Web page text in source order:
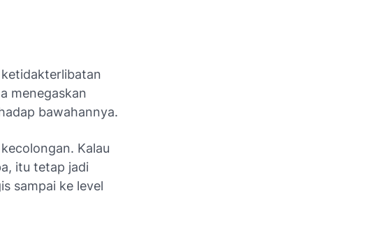
menegaskan
bawahannya.
Kalau
itu tetap jadi
sampai ke level